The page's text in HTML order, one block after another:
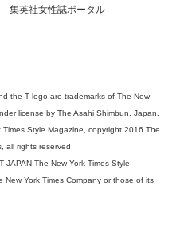
集英社女性誌ポータル
the T logo are trademarks of The New
license by The Asahi Shimbun, Japan.
Style Magazine, copyright 2016 The
all rights reserved.
The New York Times Style
York Times Company or those of its